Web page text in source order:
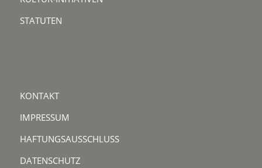
STATUTEN
KONTAKT
IMPRESSUM
HAFTUNGSAUSSCHLUSS
DATENSCHUTZ